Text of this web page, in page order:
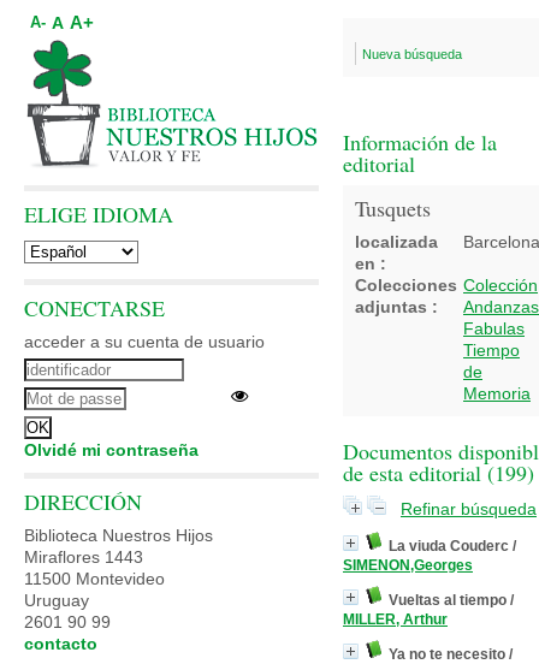
Nueva búsqueda
Información de la
editorial
Tusquets
localizada
en :
Barcelona
Colecciones
adjuntas :
Colección
Andanzas
Fabulas
Tiempo
de
Memoria
Documentos
de esta editorial (199)
Refinar búsqueda
La viuda Couderc /
SIMENON,Georges
Vueltas al tiempo /
MILLER, Arthur
Ya no te necesito /
A- A A+
ELIGE IDIOMA
CONECTARSE
acceder a su cuenta de usuario
Olvidé mi contraseña
DIRECCIÓN
Biblioteca Nuestros Hijos
Miraflores 1443
11500 Montevideo
Uruguay
2601 90 99
contacto